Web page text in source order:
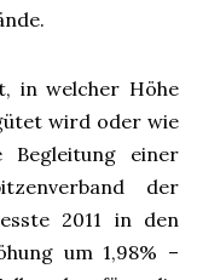
in welcher Höhe
wird oder wie
einer
der
2011 in den
um 1,98% –